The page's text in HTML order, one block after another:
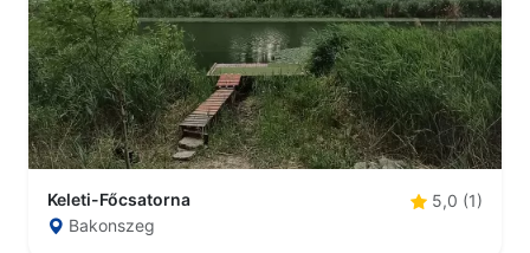
Keleti-Főcsatorna
5,0 (1)
Bakonszeg